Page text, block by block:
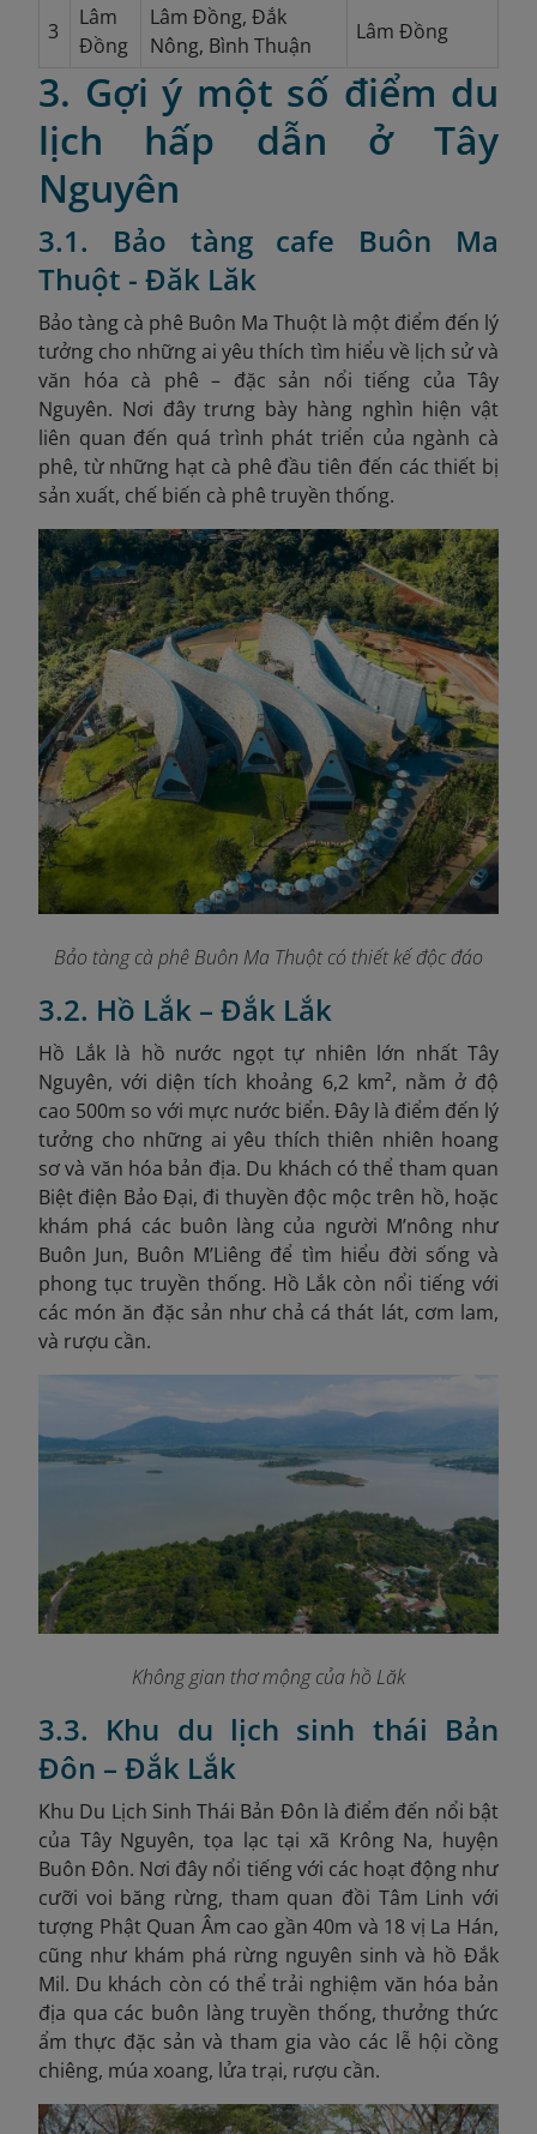
3
Lâm
Đồng
Lâm Đồng, Đắk
Nông, Bình Thuận
Lâm Đồng
3. Gợi ý một số điểm du
lịch hấp dẫn ở Tây
Nguyên
3.1. Bảo tàng cafe Buôn Ma
Thuột - Đăk Lăk
Bảo tàng cà phê Buôn Ma Thuột là một điểm đến lý
tưởng cho những ai yêu thích tìm hiểu về lịch sử và
văn hóa cà phê – đặc sản nổi tiếng của Tây
Nguyên. Nơi đây trưng bày hàng nghìn hiện vật
liên quan đến quá trình phát triển của ngành cà
phê, từ những hạt cà phê đầu tiên đến các thiết bị
sản xuất, chế biến cà phê truyền thống.
Bảo tàng cà phê Buôn Ma Thuột có thiết kế độc đáo
3.2. Hồ Lắk – Đắk Lắk
Hồ Lắk là hồ nước ngọt tự nhiên lớn nhất Tây
Nguyên, với diện tích khoảng 6,2 km², nằm ở độ
cao 500m so với mực nước biển. Đây là điểm đến lý
tưởng cho những ai yêu thích thiên nhiên hoang
sơ và văn hóa bản địa. Du khách có thể tham quan
Biệt điện Bảo Đại, đi thuyền độc mộc trên hồ, hoặc
khám phá các buôn làng của người M’nông như
Buôn Jun, Buôn M’Liêng để tìm hiểu đời sống và
phong tục truyền thống. Hồ Lắk còn nổi tiếng với
các món ăn đặc sản như chả cá thát lát, cơm lam,
và rượu cần.
Không gian thơ mộng của hồ Lăk
3.3. Khu du lịch sinh thái Bản
Đôn – Đắk Lắk
Khu Du Lịch Sinh Thái Bản Đôn là điểm đến nổi bật
của Tây Nguyên, tọa lạc tại xã Krông Na, huyện
Buôn Đôn. Nơi đây nổi tiếng với các hoạt động như
cưỡi voi băng rừng, tham quan đồi Tâm Linh với
tượng Phật Quan Âm cao gần 40m và 18 vị La Hán,
cũng như khám phá rừng nguyên sinh và hồ Đắk
Mil. Du khách còn có thể trải nghiệm văn hóa bản
địa qua các buôn làng truyền thống, thưởng thức
ẩm thực đặc sản và tham gia vào các lễ hội cồng
chiêng, múa xoang, lửa trại, rượu cần.